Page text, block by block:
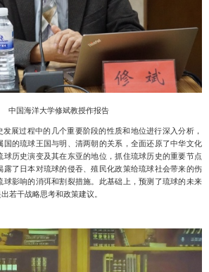
中国海洋大学修斌教授作报告
展过程中的几个重要阶段的性质和地位进行深入分析，
国的琉球王国与明、清两朝的关系，全面还原了中华文化
球历史演变及其在东亚的地位，抓住琉球历史的重要节点
露了日本对琉球的侵吞、殖民化政策给琉球社会带来的伤
球影响的消弭和割裂措施。此基础上，预测了琉球的未来
若干战略思考和政策建议。